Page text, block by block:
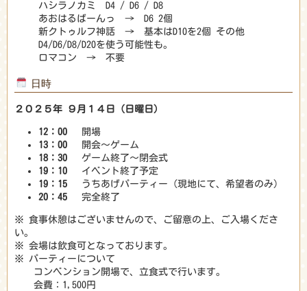
ハシラノカミ D4 / D6 / D8
あおはるばーんっ → D6 2個
新クトゥルフ神話 → 基本はD10を2個 その他
D4/D6/D8/D20を使う可能性も。
ロマコン → 不要
日時
２０２５年 ９月１４日（日曜日）
12：00 開場
13：00 開会〜ゲーム
18：30 ゲーム終了〜閉会式
19：10 イベント終了予定
19：15 うちあげパーティー（現地にて、希望者のみ）
20：45 完全終了
※ 食事休憩はございませんので、ご留意の上、ご入場くださ
い。
※ 会場は飲食可となっております。
※ パーティーについて
コンベンション開場で、立食式で行います。
会費：1,500円